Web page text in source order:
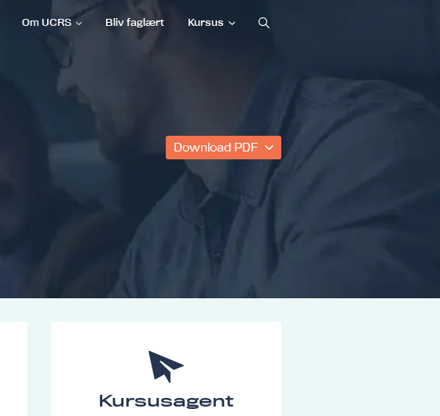
Om UCRS Bliv faglært Kursus
Download PDF
Kursusagent